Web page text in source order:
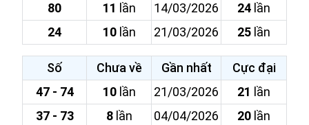
80
11 lần 14/03/2026 24 lần
24
10lần 21/03/2026 25 lần
Số Chưa về Gần nhất
Cực đại
47 - 74
10lần 21/03/2026 21 lần
37 - 73
8lần 04/04/2026 20 lần